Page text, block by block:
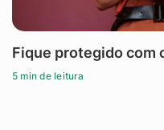
Fique protegido com
5 min de leitura